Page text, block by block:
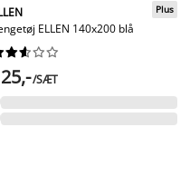
ELLEN 140x200 blå
Plus





/SÆT